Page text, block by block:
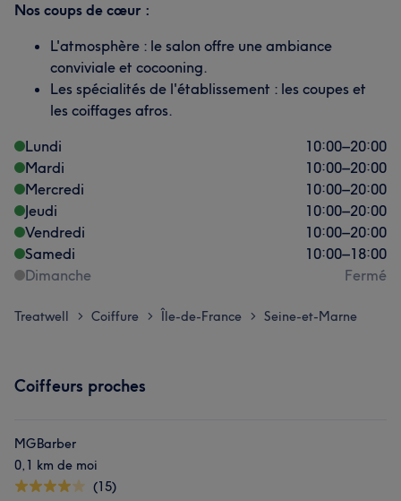
Nos coups de cœur :
L'atmosphère : le salon offre une ambiance
conviviale et cocooning.
Les spécialités de l'établissement : les coupes et
les coiffages afros.
Lundi
10:00–20:00
Mardi
10:00–20:00
Mercredi
10:00–20:00
Jeudi
10:00–20:00
Vendredi
10:00–20:00
Samedi
10:00–18:00
Dimanche
Fermé
Treatwell > Coiffure > Île-de-France > Seine-et-Marne
Coiffeurs proches
MGBarber
0,1 km de moi
(15)